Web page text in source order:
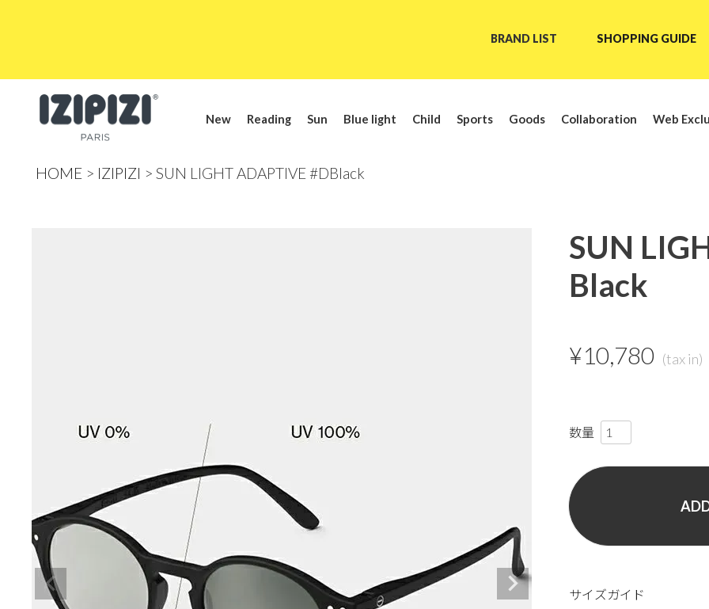
BRAND LIST SHOPPING GUIDE
New Reading Sun Blue light Child Sports Goods Collaboration Web
HOME IZIPIZI SUN LIGHT ADAPTIVE #DBlack
SUN
Black
¥10,780
サイズガイド